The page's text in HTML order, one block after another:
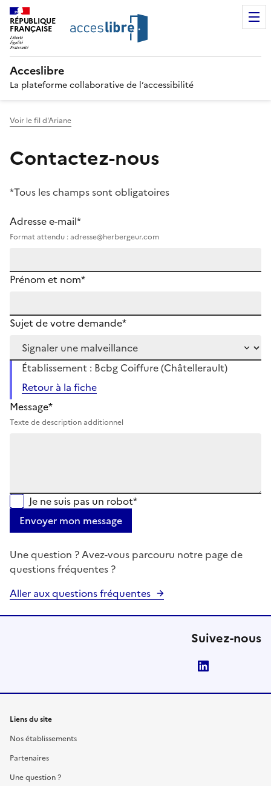
RÉPUBLIQUE
FRANÇAISE
Acceslibre
La plateforme collaborative de l’accessibilité
Voir le fil d'Ariane
Contactez-nous
*Tous les champs sont obligatoires
Adresse e-mail*
Format attendu : adresse@herbergeur.com
Prénom et nom*
Sujet de votre demande*
Établissement : Bcbg Coiffure (Châtellerault)
Retour à la fiche
Message*
Texte de description additionnel
Je ne suis pas un robot*
Envoyer mon message
Une question ? Avez-vous parcouru notre page de
questions fréquentes ?
Aller aux questions fréquentes
Suivez-nous
Liens du site
Nos établissements
Partenaires
Une question ?